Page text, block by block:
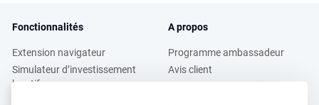
Fonctionnalités
Extension navigateur
Simulateur d’investissement
locatif
A propos
Programme ambassadeur
Avis client